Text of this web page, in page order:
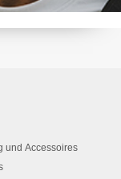
und Accessoires